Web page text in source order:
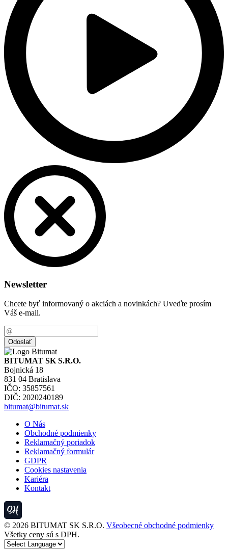
Newsletter
Chcete byť informovaný o akciách a novinkách? Uveďte prosím
Váš e-mail.
BITUMAT SK S.R.O.
Bojnická 18
831 04 Bratislava
IČO: 35857561
DIČ: 2020240189
bitumat@bitumat.sk
O Nás
Obchodné podmienky
Reklamačný poriadok
Reklamačný formulár
GDPR
Cookies nastavenia
Kariéra
Kontakt
© 2026 BITUMAT SK S.R.O. Všeobecné obchodné podmienky
Všetky ceny sú s DPH.